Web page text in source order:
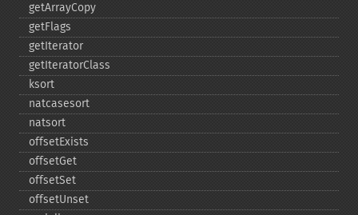
getArrayCopy
getFlags
getIterator
getIteratorClass
ksort
natcasesort
natsort
offsetExists
offsetGet
offsetSet
offsetUnset